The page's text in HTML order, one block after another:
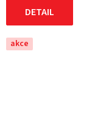
DETAIL
akce